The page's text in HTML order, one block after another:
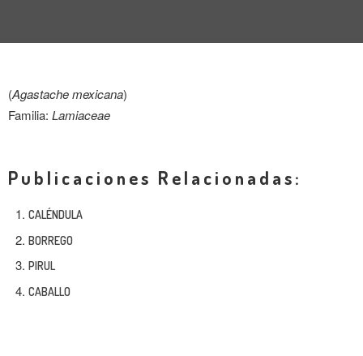
EVENTOS
LANDUUM
(Agastache mexicana)
Familia: Lamiaceae
Publicaciones Relacionadas:
CALÉNDULA
BORREGO
PIRUL
CABALLO